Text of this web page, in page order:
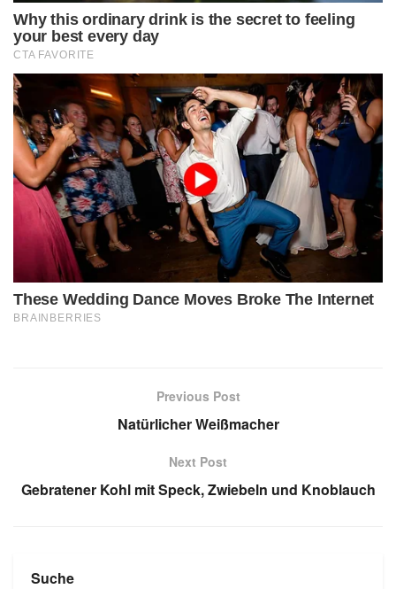
Previous Post
Natürlicher Weißmacher
Next Post
Gebratener Kohl mit Speck, Zwiebeln und Knoblauch
Suche